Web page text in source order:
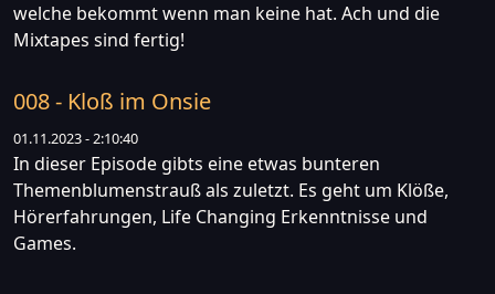
welche bekommt wenn man keine hat. Ach und die
Mixtapes sind fertig!
008 - Kloß im Onsie
01.11.2023 - 2:10:40
In dieser Episode gibts eine etwas bunteren
Themenblumenstrauß als zuletzt. Es geht um Klöße,
Hörerfahrungen, Life Changing Erkenntnisse und
Games.